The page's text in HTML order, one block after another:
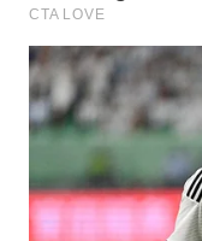
SERDANG
WN
TEBING
TINGGI